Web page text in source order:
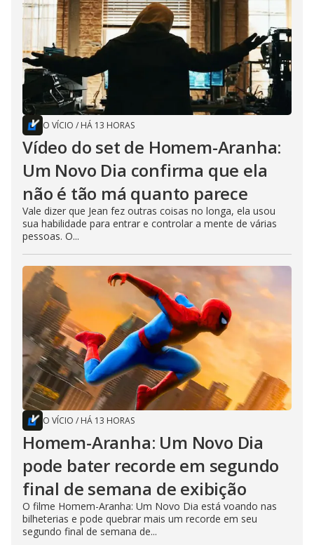
O VÍCIO / HÁ 13 HORAS
Vídeo do set de Homem-Aranha:
Um Novo Dia confirma que ela
não é tão má quanto parece
Vale dizer que Jean fez outras coisas no longa, ela usou
sua habilidade para entrar e controlar a mente de várias
pessoas. O...
O VÍCIO / HÁ 13 HORAS
Homem-Aranha: Um Novo Dia
pode bater recorde em segundo
final de semana de exibição
O filme Homem-Aranha: Um Novo Dia está voando nas
bilheterias e pode quebrar mais um recorde em seu
segundo final de semana de...